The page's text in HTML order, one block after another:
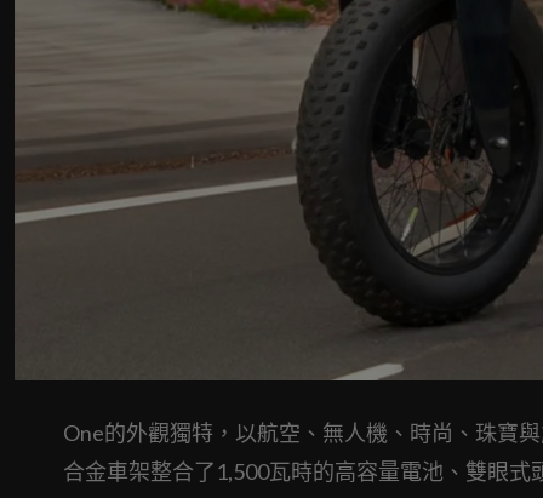
One的外觀獨特，以航空、無人機、時尚、珠寶
合金車架整合了1,500瓦時的高容量電池、雙眼